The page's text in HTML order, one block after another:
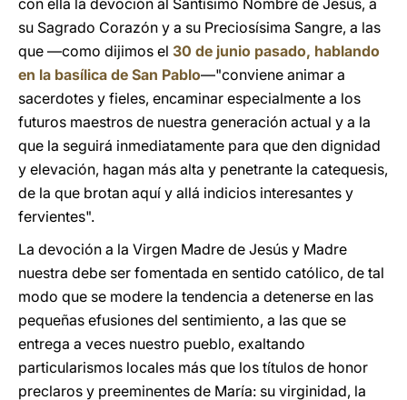
con ella la devoción al Santísimo Nombre de Jesús, a
su Sagrado Corazón y a su Preciosísima Sangre, a las
que —como dijimos el 30 de junio pasado, hablando
en la basílica de San Pablo—"conviene animar a
sacerdotes y fieles, encaminar especialmente a los
futuros maestros de nuestra generación actual y a la
que la seguirá inmediatamente para que den dignidad
y elevación, hagan más alta y penetrante la catequesis,
de la que brotan aquí y allá indicios interesantes y
fervientes".
La devoción a la Virgen Madre de Jesús y Madre
nuestra debe ser fomentada en sentido católico, de tal
modo que se modere la tendencia a detenerse en las
pequeñas efusiones del sentimiento, a las que se
entrega a veces nuestro pueblo, exaltando
particularismos locales más que los títulos de honor
preclaros y preeminentes de María: su virginidad, la